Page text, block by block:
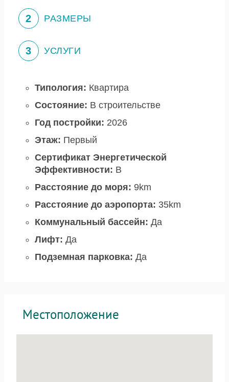
2 РАЗМЕРЫ
3 УСЛУГИ
Типология: Квартира
Состояние: В строительстве
Год постройки: 2026
Этаж: Первый
Сертификат Энергетической
Эффективности: B
Расстояние до моря: 9km
Расстояние до аэропорта: 35km
Коммунальный бассейн: Да
Лифт: Да
Подземная парковка: Да
Местоположение